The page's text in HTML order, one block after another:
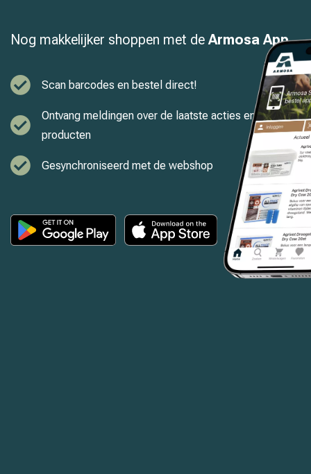
Nog makkelijker shoppen met de Armosa App
Scan barcodes en bestel direct!
Ontvang meldingen over de laatste acties en
producten
Gesynchroniseerd met de webshop